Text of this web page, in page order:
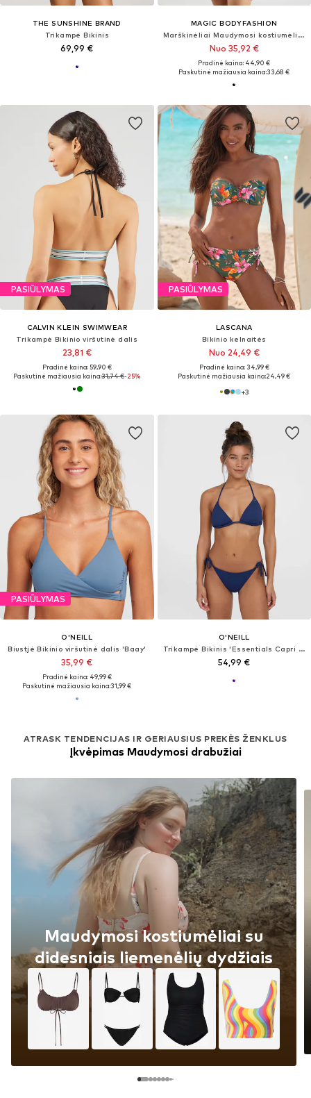
THE SUNSHINE BRAND
Trikampė Bikinis
69,99 €
MAGIC BODYFASHION
Marškinėliai Maudymosi kostiumėlis 'Sheer & Sexy Body'
Nuo 35,92 €
Pradinė kaina: 44,90 €
Paskutinė mažiausia kaina:33,68 €
PASIŪLYMAS
CALVIN KLEIN SWIMWEAR
Trikampė Bikinio viršutinė dalis
23,81 €
Pradinė kaina: 59,90 €
Paskutinė mažiausia kaina:31,74 €-25%
PASIŪLYMAS
LASCANA
Bikinio kelnaitės
Nuo 24,49 €
Pradinė kaina: 34,99 €
Paskutinė mažiausia kaina:24,49 €
+3
PASIŪLYMAS
O'NEILL
Biustjė Bikinio viršutinė dalis 'Baay'
35,99 €
Pradinė kaina: 49,99 €
Paskutinė mažiausia kaina:31,99 €
O'NEILL
Trikampė Bikinis 'Essentials Capri Bondey'
54,99 €
ATRASK TENDENCIJAS IR GERIAUSIUS PREKĖS ŽENKLUS
Įkvėpimas Maudymosi drabužiai
Maudymosi kostiumėliai su
didesniais liemenėlių dydžiais